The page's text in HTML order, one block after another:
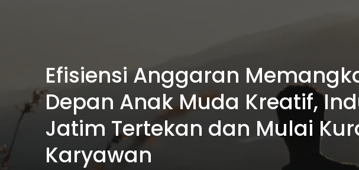
Efisiensi Anggaran
Depan Anak Muda Kreatif,
Jatim Tertekan dan Mulai
Karyawan